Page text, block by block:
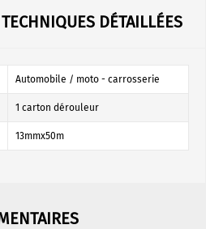
DÉTAILLÉES
Automobile / moto - carrosserie
1 carton dérouleur
13mmx50m